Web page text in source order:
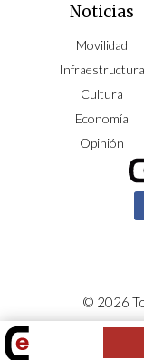
Noticias
Movilidad
Infraestructura
Cultura
Economía
Opinión
© 2026